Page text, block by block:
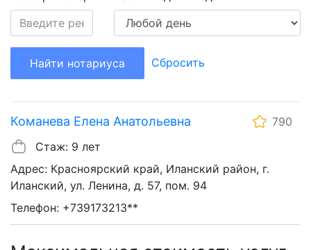
Найти нотариуса Сбросить
Команева Елена Анатольевна
790
Стаж: 9 лет
Адрес: Красноярский край, Иланский район, г.
Иланский, ул. Ленина, д. 57, пом. 94
Телефон: +739173213**